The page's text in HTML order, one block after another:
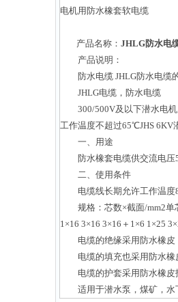
电机用防水橡套软电缆
产品名称： JHLG防水电
产品说明：
防水电缆 JHLG防水电缆
JHLG电缆，防水电缆
300/500V及以下潜水电机
工作温度不超过65℃JHS 6KV
一、用途
防水橡套电缆供交流电压
二、使用条件
电缆线长期允许工作温度
规格：芯数×截面/mm2单芯
1×16 3×16 3×16＋1×6 1×25
电缆的绝缘采用防水橡皮
电缆的填充也采用防水橡
电缆的护套采用防水橡皮
适用于潜水泵，煤矿，水